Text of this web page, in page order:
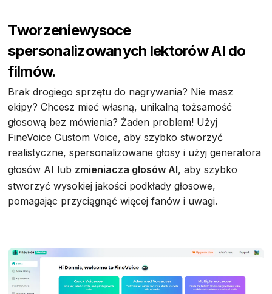
Tworzeniewysoce
spersonalizowanych lektorów AI do
filmów.
Brak drogiego sprzętu do nagrywania? Nie masz
ekipy? Chcesz mieć własną, unikalną tożsamość
głosową bez mówienia? Żaden problem! Użyj
FineVoice Custom Voice, aby szybko stworzyć
realistyczne, spersonalizowane głosy i użyj generatora
głosów AI lub zmieniacza głosów AI, aby szybko
stworzyć wysokiej jakości podkłady głosowe,
pomagając przyciągnąć więcej fanów i uwagi.